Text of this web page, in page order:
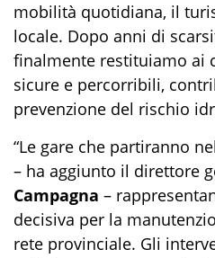
mobilità quotidiana, il
locale. Dopo anni di
finalmente restituiamo ai
sicure e percorribili,
prevenzione del rischio
“Le gare che partiranno
– ha aggiunto il direttore
Campagna –
decisiva per la
rete provinciale. Gli